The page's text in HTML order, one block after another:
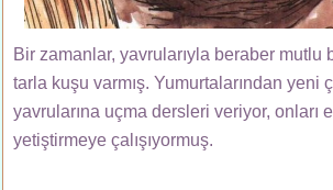
Bir zamanlar, yavrularıyla beraber mutlu
tarla kuşu varmış. Yumurtalarından yeni
yavrularına uçma dersleri veriyor, onları
yetiştirmeye çalışıyormuş.